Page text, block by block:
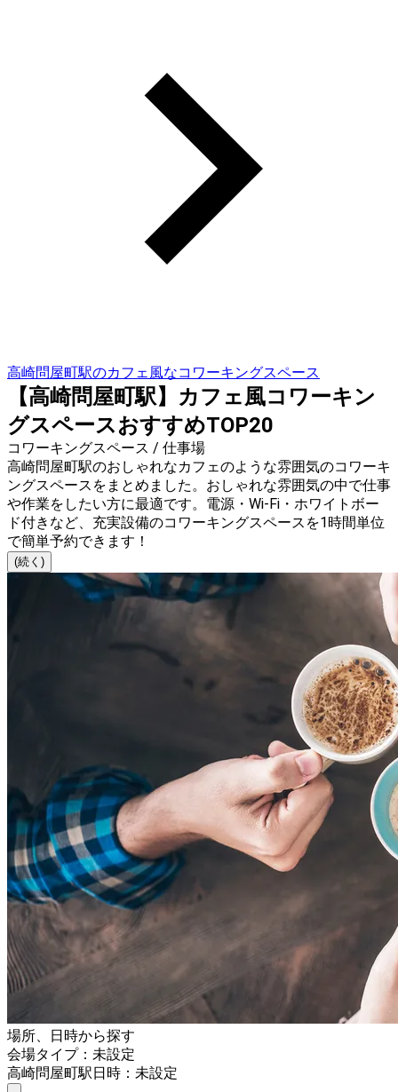
高崎問屋町駅のカフェ風なコワーキングスペース
【高崎問屋町駅】カフェ風コワーキン
グスペースおすすめTOP20
コワーキングスペース / 仕事場
高崎問屋町駅のおしゃれなカフェのような雰囲気のコワーキ
ングスペースをまとめました。おしゃれな雰囲気の中で仕事
や作業をしたい方に最適です。電源・Wi-Fi・ホワイトボー
ド付きなど、充実設備のコワーキングスペースを1時間単位
で簡単予約できます！
(続く)
場所、日時から探す
会場タイプ：未設定
高崎問屋町駅日時：未設定